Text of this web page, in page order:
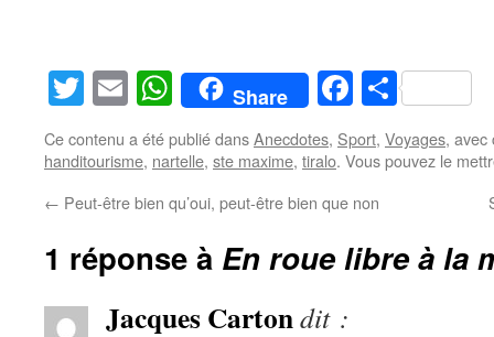
Twitter
EmailWhatsApp
Share Facebook
Ce contenu a été publié dansAnecdotes, Sport, Voyages,
handitourisme, nartelle, ste maxime, tiralo. Vous pouvez le
← Peut-être bien qu’oui, peut-être bien que non
1 réponse à En roue libre à la
Jacques Cartondit :